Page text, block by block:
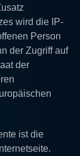
wird die IP-
Person
der Zugriff auf
der
ist die